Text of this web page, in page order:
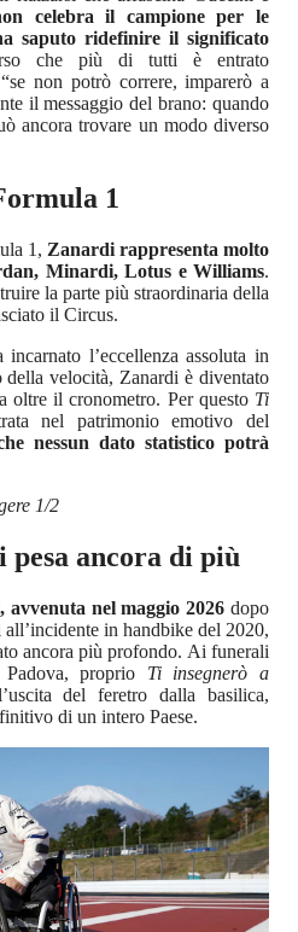
celebra il campione per le
saputo ridefinire il significato
che più di tutti è entrato
non potrò correre, imparerò a
il messaggio del brano: quando
ancora trovare un modo diverso
1
1, Zanardi rappresenta molto
Minardi, Lotus e Williams.
la parte più straordinaria della
il Circus.
l’eccellenza assoluta in
velocità, Zanardi è diventato
oltre il cronometro. Per questo Ti
nel patrimonio emotivo del
nessun dato statistico potrà
1/2
pesa ancora di più
nel maggio 2026 dopo
in handbike del 2020,
ancora più profondo. Ai funerali
proprio Ti insegnerò a
del feretro dalla basilica,
di un intero Paese.